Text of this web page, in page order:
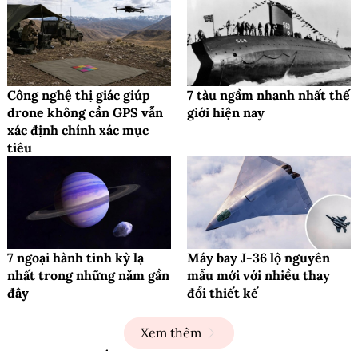
Công nghệ thị giác giúp
drone không cần GPS vẫn
xác định chính xác mục
tiêu
7 tàu ngầm nhanh nhất thế
giới hiện nay
7 ngoại hành tinh kỳ lạ
nhất trong những năm gần
đây
Máy bay J-36 lộ nguyên
mẫu mới với nhiều thay
đổi thiết kế
Xem thêm